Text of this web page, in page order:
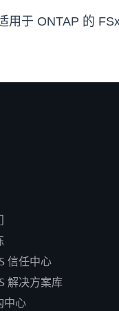
用于 ONTAP 的
信任中心
解决方案库
中心